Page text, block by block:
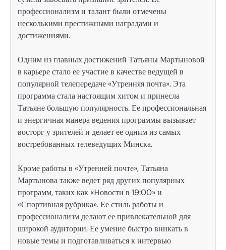
профессионализм и талант были отмечены
несколькими престижными наградами и
достижениями.
Одним из главных достижений Татьяны Мартыновой
в карьере стало ее участие в качестве ведущей в
популярной телепередаче «Утренняя почта». Эта
программа стала настоящим хитом и принесла
Татьяне большую популярность. Ее профессиональная
и энергичная манера ведения программы вызывает
восторг у зрителей и делает ее одним из самых
востребованных телеведущих Минска.
Кроме работы в «Утренней почте», Татьяна
Мартынова также ведет ряд других популярных
программ, таких как «Новости в 19:00» и
«Спортивная рубрика». Ее стиль работы и
профессионализм делают ее привлекательной для
широкой аудитории. Ее умение быстро вникать в
новые темы и подготавливаться к интервью